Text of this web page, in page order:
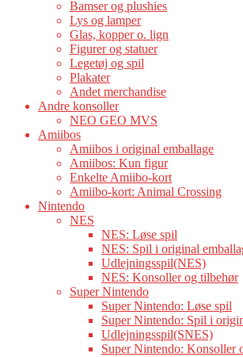
Bamser og plushies
Lys og lamper
Glas, kopper o. lign
Figurer og statuer
Legetøj og spil
Plakater
Andet merchandise
Andre konsoller
NEO GEO MVS
Amiibos
Amiibos i original emballage
Amiibos: Kun figur
Enkelte Amiibo-kort
Amiibo-kort: Animal Crossing
Nintendo
NES
NES: Løse spil
NES: Spil i original
Udlejningsspil(NES)
NES: Konsoller og tilbehør
Super Nintendo
Super Nintendo: Løse spil
Super Nintendo: Spil i
Udlejningsspil(SNES)
Super Nintendo: Konsoller